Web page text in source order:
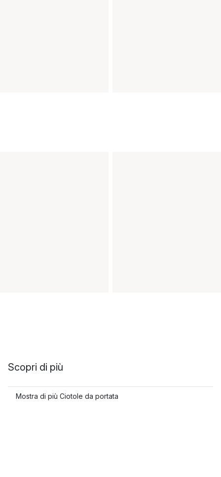
Scopri di più
Mostra di più Ciotole da portata